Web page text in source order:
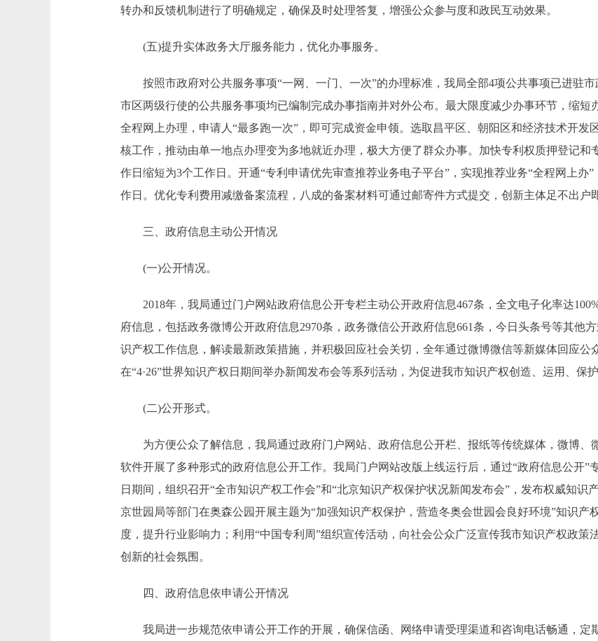
转办和反馈机制进行了明确规定，确保及时处理答复，增强公众参与度和政民互动效果。
(五)提升实体政务大厅服务能力，优化办事服务。
按照市政府对公共服务事项“一网、一门、一次”的办理标准，我局全部4项公共事项已进驻市
市区两级行使的公共服务事项均已编制完成办事指南并对外公布。最大限度减少办事环节，缩
全程网上办理，申请人“最多跑一次”，即可完成资金申领。选取昌平区、朝阳区和经济技术开发
核工作，推动由单一地点办理变为多地就近办理，极大方便了群众办事。加快专利权质押登记和
作日缩短为3个工作日。开通“专利申请优先审查推荐业务电子平台”，实现推荐业务“全程网上办
作日。优化专利费用减缴备案流程，八成的备案材料可通过邮寄件方式提交，创新主体足不出户
三、政府信息主动公开情况
(一)公开情况。
2018年，我局通过门户网站政府信息公开专栏主动公开政府信息467条，全文电子化率达
府信息，包括政务微博公开政府信息2970条，政务微信公开政府信息661条，今日头条号等其他
识产权工作信息，解读最新政策措施，并积极回应社会关切，全年通过微博微信等新媒体回应公
在“4·26”世界知识产权日期间举办新闻发布会等系列活动，为促进我市知识产权创造、运用、保
(二)公开形式。
为方便公众了解信息，我局通过政府门户网站、政府信息公开栏、报纸等传统媒体，微博、
软件开展了多种形式的政府信息公开工作。我局门户网站改版上线运行后，通过“政府信息公开”
日期间，组织召开“全市知识产权工作会”和“北京知识产权保护状况新闻发布会”，发布权威知识
京世园局等部门在奥森公园开展主题为“加强知识产权保护，营造冬奥会世园会良好环境”知识产
度，提升行业影响力；利用“中国专利周”组织宣传活动，向社会公众广泛宣传我市知识产权政策
创新的社会氛围。
四、政府信息依申请公开情况
我局进一步规范依申请公开工作的开展，确保信函、网络申请受理渠道和咨询电话畅通，定